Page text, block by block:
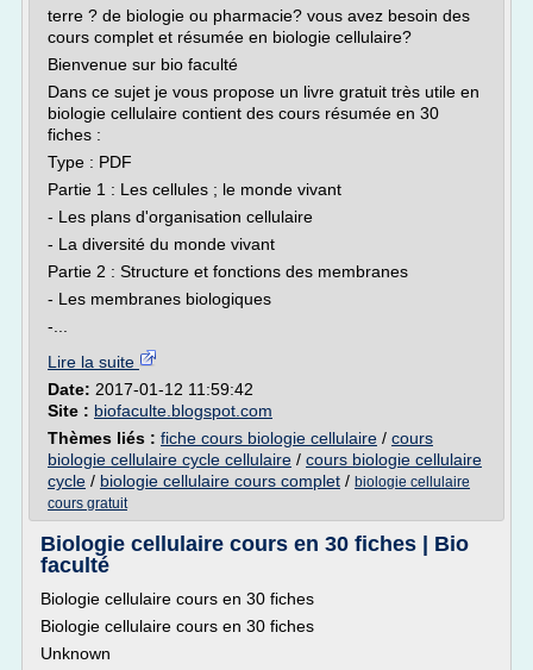
terre ? de biologie ou pharmacie? vous avez besoin des
cours complet et résumée en biologie cellulaire?
Bienvenue sur bio faculté
Dans ce sujet je vous propose un livre gratuit très utile en
biologie cellulaire contient des cours résumée en 30
fiches :
Type : PDF
Partie 1 : Les cellules ; le monde vivant
- Les plans d'organisation cellulaire
- La diversité du monde vivant
Partie 2 : Structure et fonctions des membranes
- Les membranes biologiques
-...
Lire la suite
Date: 2017-01-12 11:59:42
Site : biofaculte.blogspot.com
Thèmes liés : fiche cours biologie cellulaire / cours
biologie cellulaire cycle cellulaire / cours biologie cellulaire
cycle / biologie cellulaire cours complet / biologie cellulaire
cours gratuit
Biologie cellulaire cours en 30 fiches | Bio
faculté
Biologie cellulaire cours en 30 fiches
Biologie cellulaire cours en 30 fiches
Unknown